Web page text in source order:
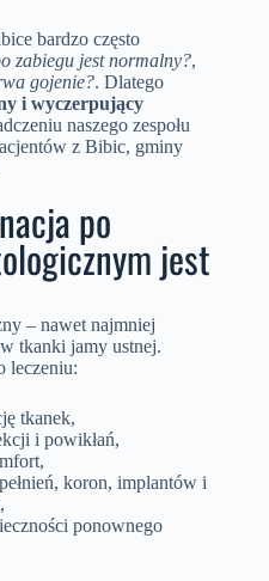
bardzo często
zabiegu jest normalny?,
gojenie?. Dlatego
i wyczerpujący
naszego zespołu
z Bibic, gminy
po
jest
– nawet najmniej
tkanki jamy ustnej.
leczeniu:
tkanek,
i powikłań,
koron, implantów i
ponownego